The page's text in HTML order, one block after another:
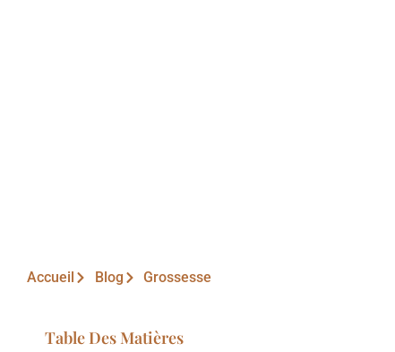
Accueil Blog Grossesse
Table Des Matières